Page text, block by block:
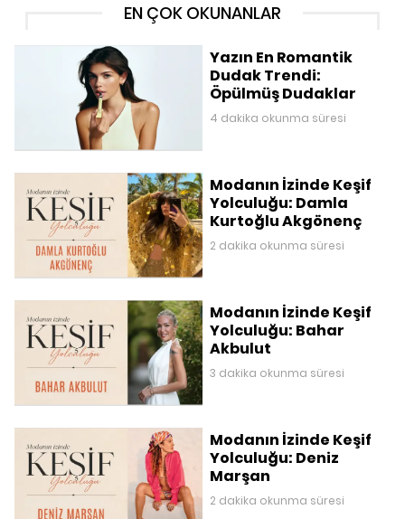
EN ÇOK OKUNANLAR
Yazın En Romantik
Dudak Trendi:
Öpülmüş Dudaklar
4 dakika okunma süresi
Modanın İzinde Keşif
Yolculuğu: Damla
Kurtoğlu Akgönenç
2 dakika okunma süresi
Modanın İzinde Keşif
Yolculuğu: Bahar
Akbulut
3 dakika okunma süresi
Modanın İzinde Keşif
Yolculuğu: Deniz
Marşan
2 dakika okunma süresi